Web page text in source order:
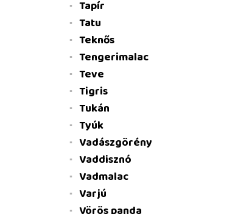
Tapír
Tatu
Teknős
Tengerimalac
Teve
Tigris
Tukán
Tyúk
Vadászgörény
Vaddisznó
Vadmalac
Varjú